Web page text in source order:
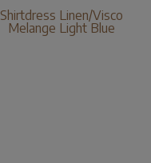
Shirtdress Linen/Visco
Melange Light Blue